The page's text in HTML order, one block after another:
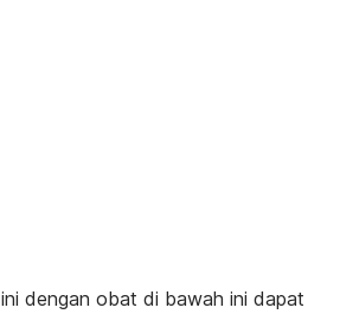
dengan obat di bawah ini dapat